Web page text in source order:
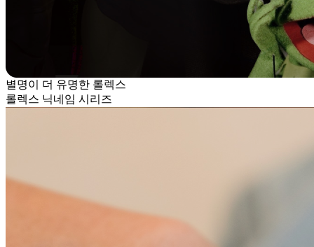
별명이 더 유명한 롤렉스
롤렉스 닉네임 시리즈